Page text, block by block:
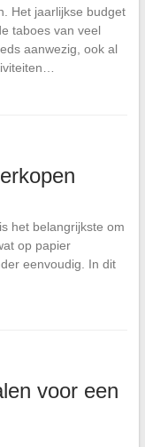
Het jaarlijkse budget
taboes van veel
aanwezig, ook al
het belangrijkste om
op papier
eenvoudig. In dit
voor een